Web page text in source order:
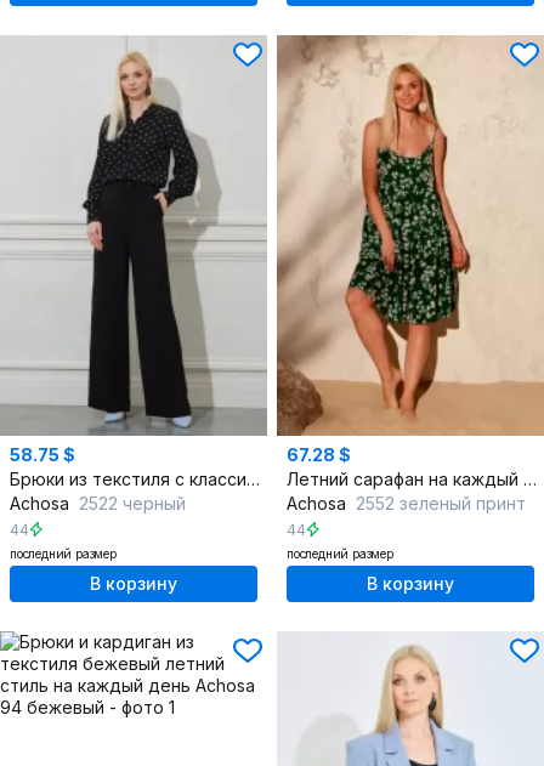
58.75 $
Брюки из текстиля с классическим стилем и черным цветом
Achosa 2522 черный
44
последний размер
В корзину
67.28 $
Летний сарафан на каждый день зеленый мультиколор вискоза текстиль
Achosa 2552 зеленый принт
44
последний размер
В корзину